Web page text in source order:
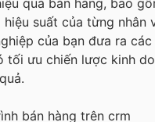
hiệu suất của từng nhân
của bạn đưa ra
tối ưu chiến lược kinh